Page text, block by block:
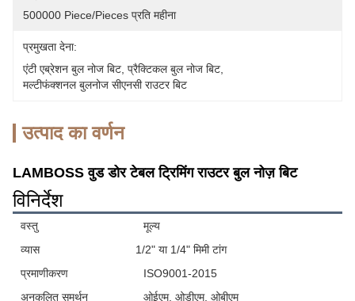
500000 Piece/Pieces प्रति महीना
प्रमुखता देना:
एंटी एब्रेशन बुल नोज बिट प्रैक्टिकल बुल नोज बिट
मल्टीफंक्शनल बुलनोज सीएनसी राउटर बिट
उत्पाद का वर्णन
LAMBOSS वुड डोर टेबल ट्रिमिंग राउटर बुल नोज़ बिट
विनिर्देश
वस्तु
मूल्य
व्यास
1/2" या 1/4" मिमी टांग
प्रमाणीकरण
ISO9001-2015
अनुकूलित समर्थन
ओईएम, ओडीएम, ओबीएम